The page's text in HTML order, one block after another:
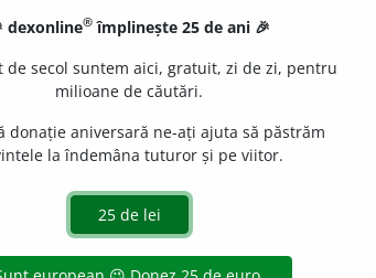
ră,pl.spectaculare
dexonline® împlinește 25 de ani 🎉
de secol suntem aici, gratuit, zi de zi, pentru
milioane de căutări.
donație aniversară ne-ați ajuta să păstrăm
la îndemâna tuturor și pe viitor.